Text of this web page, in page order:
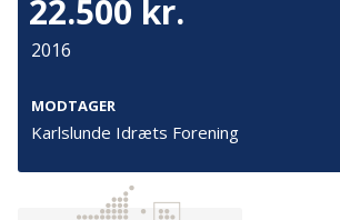
22.500 kr.
2016
MODTAGER
Karlslunde Idræts Forening
Tilmeld nyhedsbrev
De seneste nyheder om TrygFondens og
aktiviteter direkte i din indbakke.